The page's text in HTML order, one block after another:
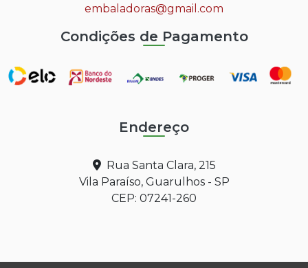
embaladoras@gmail.com
Condições de Pagamento
Endereço
Rua Santa Clara, 215
Vila Paraíso, Guarulhos - SP
CEP: 07241-260